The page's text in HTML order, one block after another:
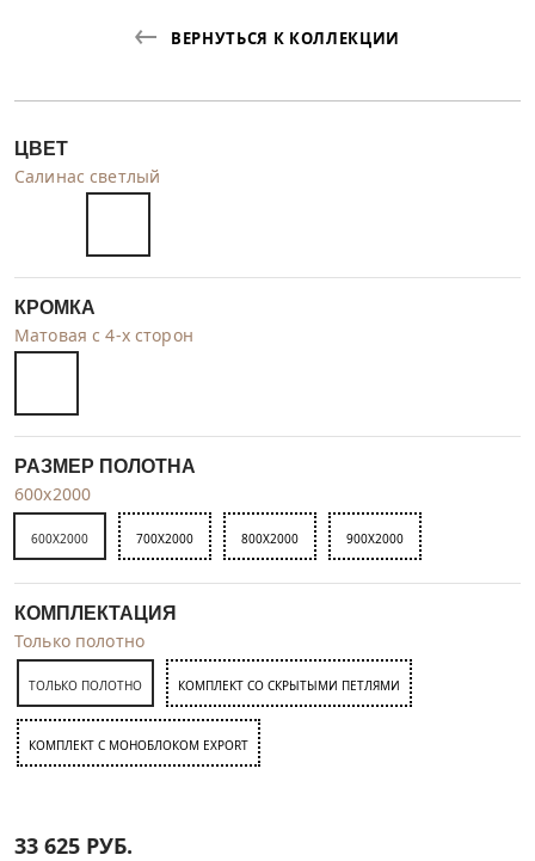
ВЕРНУТЬСЯ К КОЛЛЕКЦИИ
ЦВЕТ
Салинас светлый
КРОМКА
Матовая с 4-х сторон
РАЗМЕР ПОЛОТНА
600x2000
600X2000 700X2000 800X2000 900X2000
КОМПЛЕКТАЦИЯ
Только полотно
ТОЛЬКО ПОЛОТНО КОМПЛЕКТ СО СКРЫТЫМИ ПЕТЛЯМИ
КОМПЛЕКТ C МОНОБЛОКОМ EXPORT
33 625 РУБ.